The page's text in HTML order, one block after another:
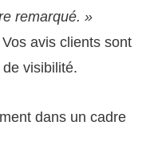
remarqué. »
avis clients sont
visibilité.
dans un cadre